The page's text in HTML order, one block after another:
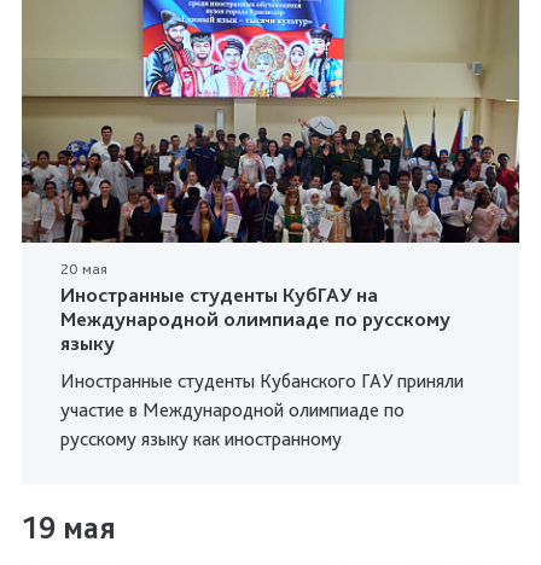
20 мая
Иностранные студенты КубГАУ на
Международной олимпиаде по русскому
языку
Иностранные студенты Кубанского ГАУ приняли
участие в Международной олимпиаде по
русскому языку как иностранному
19 мая